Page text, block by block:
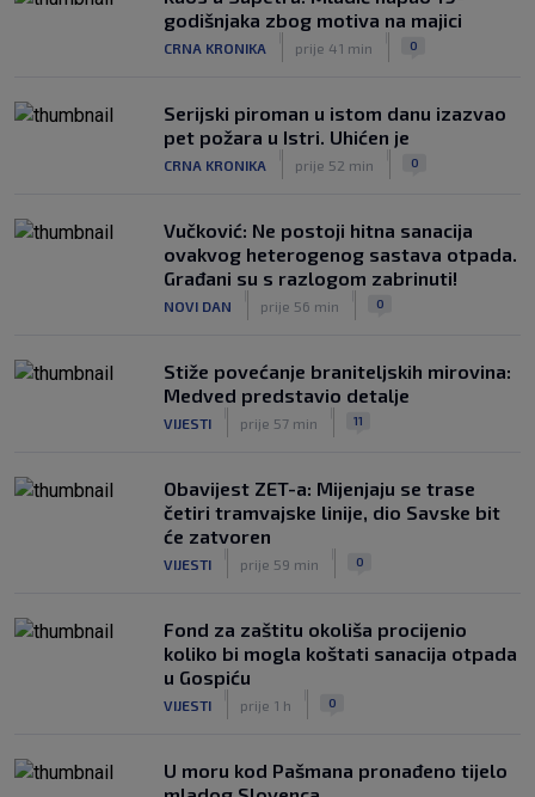
godišnjaka zbog motiva na majici
CRNA KRONIKA prije 41 min 0
Serijski piroman u istom danu izazvao
pet požara u Istri. Uhićen je
CRNA KRONIKA prije 52 min 0
Vučković: Ne postoji hitna sanacija
ovakvog heterogenog sastava otpada.
Građani su s razlogom zabrinuti!
NOVI DAN prije 56 min 0
Stiže povećanje braniteljskih mirovina:
Medved predstavio detalje
VIJESTI prije 57 min 11
Obavijest ZET-a: Mijenjaju se trase
četiri tramvajske linije, dio Savske bit
će zatvoren
VIJESTI prije 59 min 0
Fond za zaštitu okoliša procijenio
koliko bi mogla koštati sanacija otpada
u Gospiću
VIJESTI prije 1 h 0
U moru kod Pašmana pronađeno tijelo